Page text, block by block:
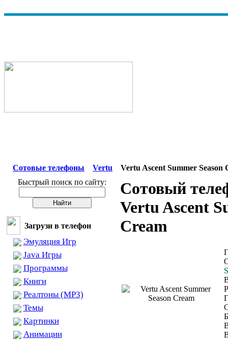
Сотовые телефоны Vertu
Vertu Ascent Summer Season
Быстрый поиск по сайту:
Загрузи в телефон
Эмуляция Игр
Java Игры
Программы
Книги
Реалтоны (MP3)
Темы
Картинки
Анимации
Сотовый
Vertu Ascent
Cream